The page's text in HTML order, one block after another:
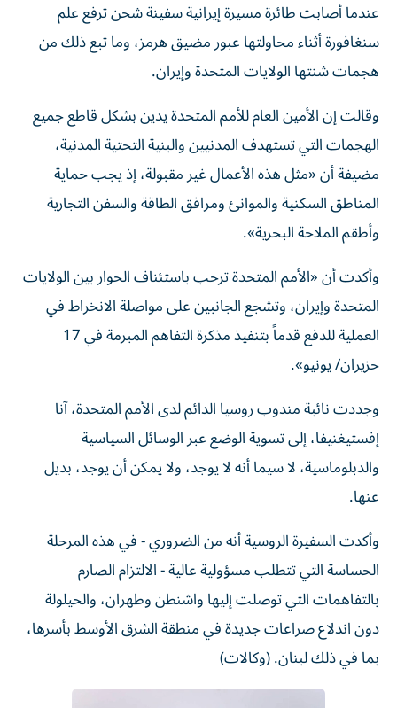
عندما أصابت طائرة مسيرة إيرانية سفينة شحن ترفع علم
سنغافورة أثناء محاولتها عبور مضيق هرمز، وما تبع ذلك من
هجمات شنتها الولايات المتحدة وإيران.
وقالت إن الأمين العام للأمم المتحدة يدين بشكل قاطع جميع
الهجمات التي تستهدف المدنيين والبنية التحتية المدنية،
مضيفة أن «مثل هذه الأعمال غير مقبولة، إذ يجب حماية
المناطق السكنية والموانئ ومرافق الطاقة والسفن التجارية
وأطقم الملاحة البحرية».
وأكدت أن «الأمم المتحدة ترحب باستئناف الحوار بين الولايات
المتحدة وإيران، وتشجع الجانبين على مواصلة الانخراط في
العملية للدفع قدماً بتنفيذ مذكرة التفاهم المبرمة في 17
حزيران/ يونيو».
وجددت نائبة مندوب روسيا الدائم لدى الأمم المتحدة، آنا
إفستيغنيفا، إلى تسوية الوضع عبر الوسائل السياسية
والدبلوماسية، لا سيما أنه لا يوجد، ولا يمكن أن يوجد، بديل
عنها.
وأكدت السفيرة الروسية أنه من الضروري - في هذه المرحلة
الحساسة التي تتطلب مسؤولية عالية - الالتزام الصارم
بالتفاهمات التي توصلت إليها واشنطن وطهران، والحيلولة
دون اندلاع صراعات جديدة في منطقة الشرق الأوسط بأسرها،
بما في ذلك لبنان. (وكالات)